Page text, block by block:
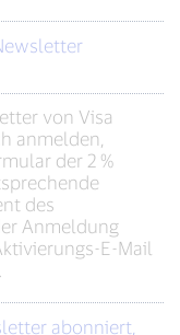
von Visa
anmelden,
der 2 %
des
Anmeldung
E-Mail